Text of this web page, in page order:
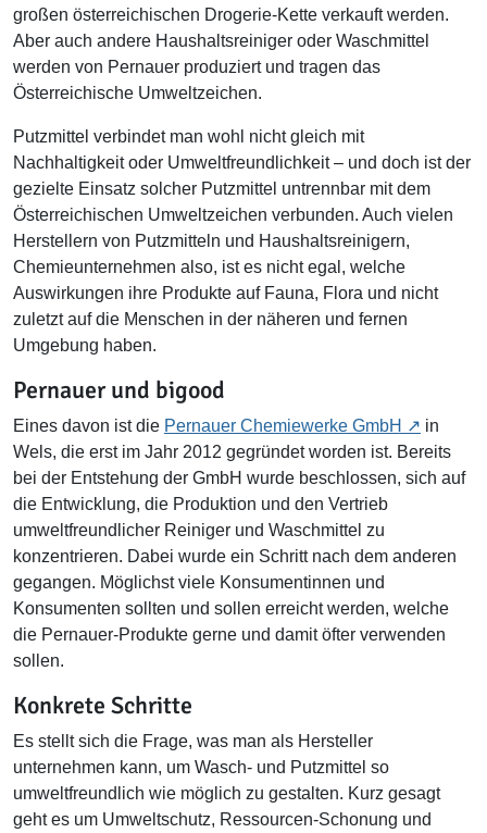
großen österreichischen Drogerie-Kette verkauft werden.
Aber auch andere Haushaltsreiniger oder Waschmittel
werden von Pernauer produziert und tragen das
Österreichische Umweltzeichen.
Putzmittel verbindet man wohl nicht gleich mit
Nachhaltigkeit oder Umweltfreundlichkeit – und doch ist der
gezielte Einsatz solcher Putzmittel untrennbar mit dem
Österreichischen Umweltzeichen verbunden. Auch vielen
Herstellern von Putzmitteln und Haushaltsreinigern,
Chemieunternehmen also, ist es nicht egal, welche
Auswirkungen ihre Produkte auf Fauna, Flora und nicht
zuletzt auf die Menschen in der näheren und fernen
Umgebung haben.
Pernauer und bigood
Eines davon ist die Pernauer Chemiewerke GmbH
in
Wels, die erst im Jahr 2012 gegründet worden ist. Bereits
bei der Entstehung der GmbH wurde beschlossen, sich auf
die Entwicklung, die Produktion und den Vertrieb
umweltfreundlicher Reiniger und Waschmittel zu
konzentrieren. Dabei wurde ein Schritt nach dem anderen
gegangen. Möglichst viele Konsumentinnen und
Konsumenten sollten und sollen erreicht werden, welche
die Pernauer-Produkte gerne und damit öfter verwenden
sollen.
Konkrete Schritte
Es stellt sich die Frage, was man als Hersteller
unternehmen kann, um Wasch- und Putzmittel so
umweltfreundlich wie möglich zu gestalten. Kurz gesagt
geht es um Umweltschutz, Ressourcen-Schonung und